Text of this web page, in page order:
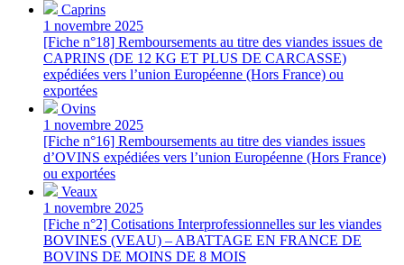
Caprins
1 novembre 2025
[Fiche n°18] Remboursements au titre des viandes issues de
CAPRINS (DE 12 KG ET PLUS DE CARCASSE)
expédiées vers l’union Européenne (Hors France) ou
exportées
Ovins
1 novembre 2025
[Fiche n°16] Remboursements au titre des viandes issues
d’OVINS expédiées vers l’union Européenne (Hors France)
ou exportées
Veaux
1 novembre 2025
[Fiche n°2] Cotisations Interprofessionnelles sur les viandes
BOVINES (VEAU) – ABATTAGE EN FRANCE DE
BOVINS DE MOINS DE 8 MOIS